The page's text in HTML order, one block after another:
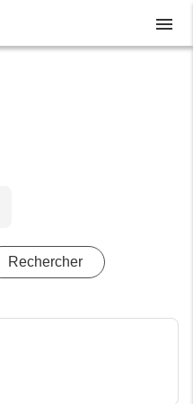
menu
Rechercher